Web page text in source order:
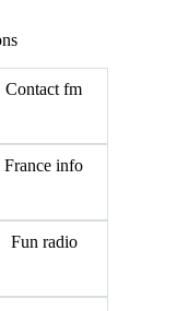
Contact fm
France info
Fun radio